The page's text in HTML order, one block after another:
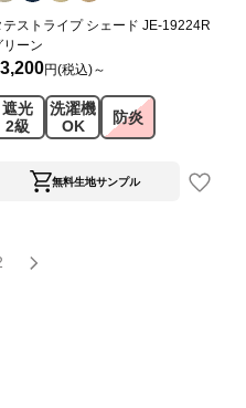
テストライプ シェード JE-19224R
リーン
円(税込)～
遮光
2級
洗濯機
OK
防炎
無料生地サンプル